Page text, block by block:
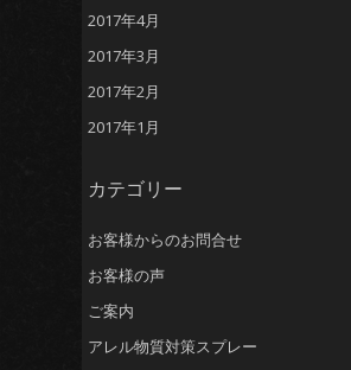
2017年4月
2017年3月
2017年2月
2017年1月
カテゴリー
お客様からのお問合せ
お客様の声
ご案内
アレル物質対策スプレー